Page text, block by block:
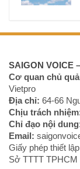
SAIGON VOICE
Cơ quan chủ
Vietpro
Địa chỉ: 64-66
Chịu trách
Chỉ đạo nội
Email:
Giấy phép thiết
Sở TTTT TPHCM